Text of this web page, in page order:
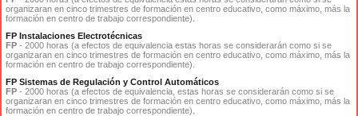
organizaran en cinco trimestres de formación en centro educativo, como máximo, más la
formación en centro de trabajo correspondiente).
FP Instalaciones Electrotécnicas
FP - 2000 horas (a efectos de equivalencia estas horas se considerarán como si se
organizaran en cinco trimestres de formación en centro educativo, como máximo, más la
formación en centro de trabajo correspondiente).
FP Sistemas de Regulación y Control Automáticos
FP - 2000 horas (a efectos de equivalencia, estas horas se considerarán como si se
organizaran en cinco trimestres de formación en centro educativo, como máximo, más la
formación en centro de trabajo correspondiente).